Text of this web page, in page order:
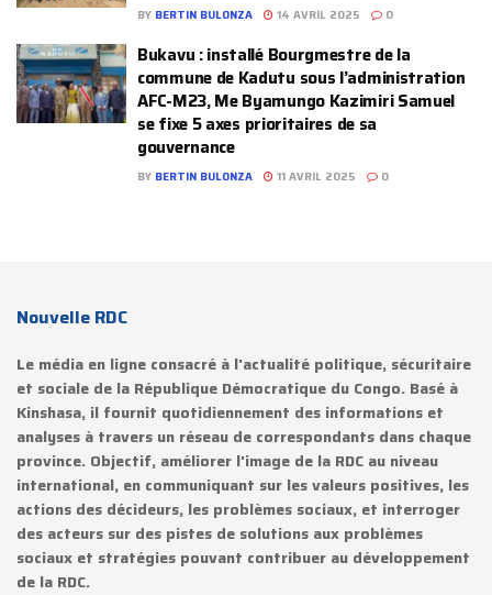
BY BERTIN BULONZA 14 AVRIL 2025 0
Bukavu : installé Bourgmestre de la
commune de Kadutu sous l’administration
AFC-M23, Me Byamungo Kazimiri Samuel
se fixe 5 axes prioritaires de sa
gouvernance
BY BERTIN BULONZA 11 AVRIL 2025 0
Nouvelle RDC
Le média en ligne consacré à l'actualité politique, sécuritaire
et sociale de la République Démocratique du Congo. Basé à
Kinshasa, il fournit quotidiennement des informations et
analyses à travers un réseau de correspondants dans chaque
province. Objectif, améliorer l'image de la RDC au niveau
international, en communiquant sur les valeurs positives, les
actions des décideurs, les problèmes sociaux, et interroger
des acteurs sur des pistes de solutions aux problèmes
sociaux et stratégies pouvant contribuer au développement
de la RDC.